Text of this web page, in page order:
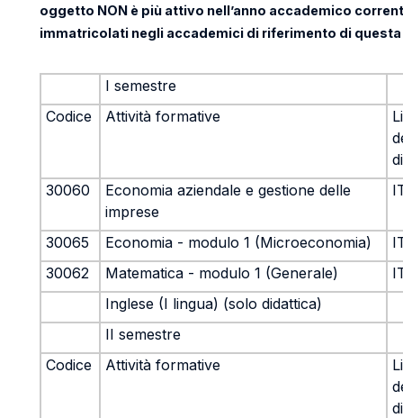
oggetto NON è più attivo nell’anno accademico
immatricolati negli accademici di riferimento di questa
I semestre
Codice
Attività formative
30060
Economia aziendale e gestione delle
imprese
30065 Economia - modulo 1 (Microeconomia)
30062
Matematica - modulo 1 (Generale)
Inglese (I lingua) (solo didattica)
II semestre
Codice
Attività formative